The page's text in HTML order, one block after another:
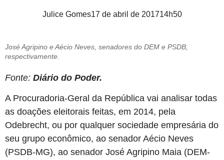
Julice Gomes17 de abril de 201714h50
José Agripino e Aécio Neves, senadores do DEM e PSDB,
respectivamente.
Fonte: Diário do Poder.
A Procuradoria-Geral da República vai analisar todas
as doações eleitorais feitas, em 2014, pela
Odebrecht, ou por qualquer sociedade empresária do
seu grupo econômico, ao senador Aécio Neves
(PSDB-MG), ao senador José Agripino Maia (DEM-